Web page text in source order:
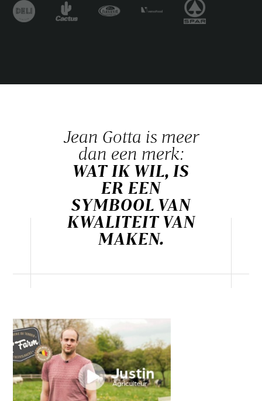
Jean Gotta is meer
dan een merk:
WAT IK WIL, IS
ER EEN
SYMBOOL VAN
KWALITEIT VAN
MAKEN.